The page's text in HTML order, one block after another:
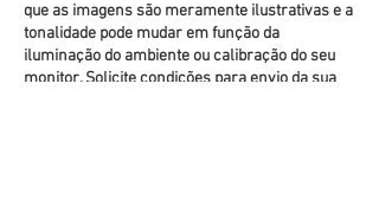
que as imagens são meramente ilustrativas e a
tonalidade pode mudar em função da
iluminação do ambiente ou calibração do seu
monitor. Solicite condições para envio da sua